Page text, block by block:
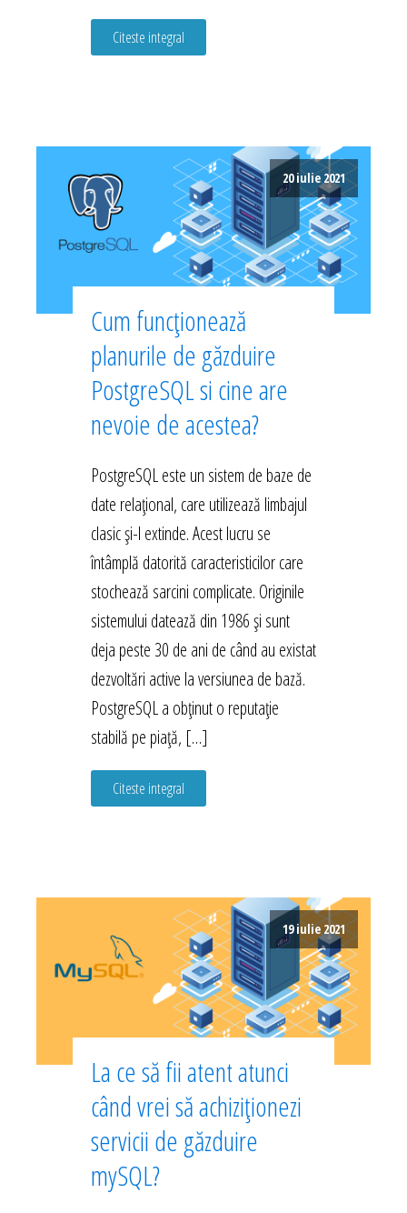
Citeste integral
20 iulie 2021
Cum funcționează
planurile de găzduire
PostgreSQL si cine are
nevoie de acestea?
PostgreSQL este un sistem de baze de
date relațional, care utilizează limbajul
clasic și-l extinde. Acest lucru se
întâmplă datorită caracteristicilor care
stochează sarcini complicate. Originile
sistemului datează din 1986 și sunt
deja peste 30 de ani de când au existat
dezvoltări active la versiunea de bază.
PostgreSQL a obținut o reputație
stabilă pe piață, […]
Citeste integral
19 iulie 2021
La ce să fii atent atunci
când vrei să achiziționezi
servicii de găzduire
mySQL?